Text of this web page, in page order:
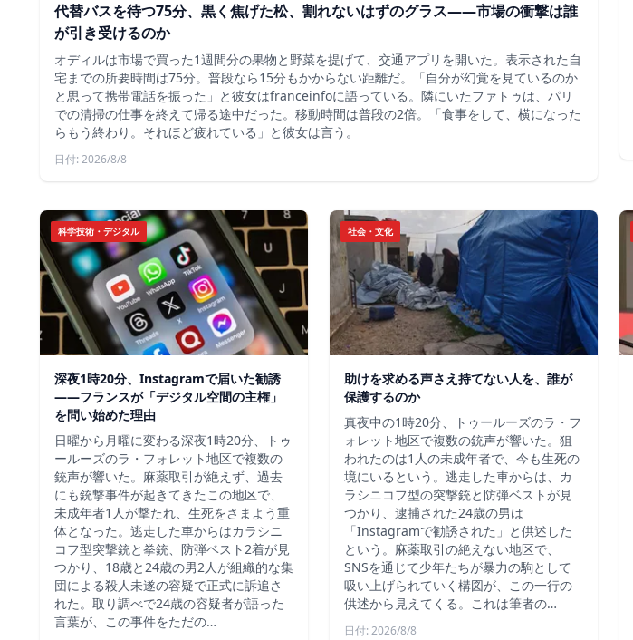
代替バスを待つ75分、黒く焦げた松、割れないはずのグラス——市場の衝撃は誰
が引き受けるのか
オディルは市場で買った1週間分の果物と野菜を提げて、交通アプリを開いた。表示された自
宅までの所要時間は75分。普段なら15分もかからない距離だ。「自分が幻覚を見ているのか
と思って携帯電話を振った」と彼女はfranceinfoに語っている。隣にいたファトゥは、パリ
での清掃の仕事を終えて帰る途中だった。移動時間は普段の2倍。「食事をして、横になった
らもう終わり。それほど疲れている」と彼女は言う。
日付: 2026/8/8
科学技術・デジタル
深夜1時20分、Instagramで届いた勧誘
――フランスが「デジタル空間の主権」
を問い始めた理由
日曜から月曜に変わる深夜1時20分、トゥ
ールーズのラ・フォレット地区で複数の
銃声が響いた。麻薬取引が絶えず、過去
にも銃撃事件が起きてきたこの地区で、
未成年者1人が撃たれ、生死をさまよう重
体となった。逃走した車からはカラシニ
コフ型突撃銃と拳銃、防弾ベスト2着が見
つかり、18歳と24歳の男2人が組織的な集
団による殺人未遂の容疑で正式に訴追さ
れた。取り調べで24歳の容疑者が語った
言葉が、この事件をただの…
社会・文化
助けを求める声さえ持てない人を、誰が
保護するのか
真夜中の1時20分、トゥールーズのラ・フ
ォレット地区で複数の銃声が響いた。狙
われたのは1人の未成年者で、今も生死の
境にいるという。逃走した車からは、カ
ラシニコフ型の突撃銃と防弾ベストが見
つかり、逮捕された24歳の男は
「Instagramで勧誘された」と供述した
という。麻薬取引の絶えない地区で、
SNSを通じて少年たちが暴力の駒として
吸い上げられていく構図が、この一行の
供述から見えてくる。これは筆者の…
日付: 2026/8/8